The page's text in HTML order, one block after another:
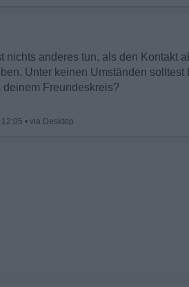
nichts anderes tun, als den Kontakt
Unter keinen Umständen
deinem Freundeskreis?
•